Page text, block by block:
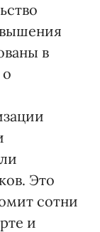
в
Это
сотни
и